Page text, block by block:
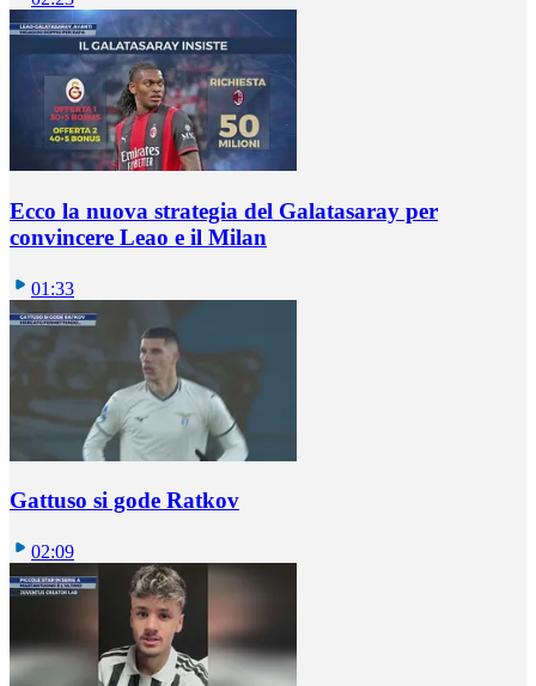
Ecco la nuova strategia del Galatasaray per
convincere Leao e il Milan
01:33
Gattuso si gode Ratkov
02:09